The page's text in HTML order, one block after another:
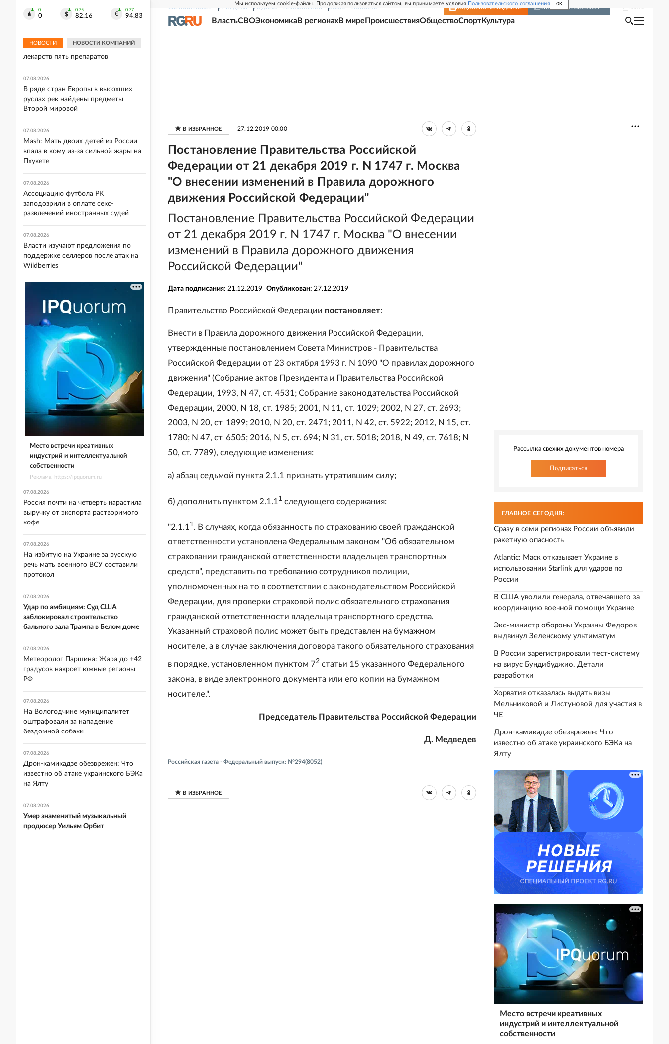
Мы используем cookie-файлы. Продолжая пользоваться сайтом, вы принимаете условия Пользовательского соглашения OK
СВЕЖИЙ НОМЕР РГ-НЕДЕЛЯ РОДИНА ПРИЛОЖЕНИЯ СОЮЗ НОВОСТИ ПОДПИСКА НА ИЗДАНИЕ ВКЛЮЧИТЬ РАССЫЛКУ
ВластьСВОЭкономикаВ регионахВ мире ПроисшествияОбществоСпортКультура
27.12.2019 00:00
Постановление Правительства Российской
Федерации от 21 декабря 2019 г. N 1747 г. Москва
"О внесении изменений в Правила дорожного
движения Российской Федерации"
Постановление Правительства Российской Федерации
от 21 декабря 2019 г. N 1747 г. Москва "О внесении
изменений в Правила дорожного движения
Российской Федерации"
Дата подписания: 21.12.2019 Опубликован: 27.12.2019
Правительство Российской Федерации постановляет:
Внести в Правила дорожного движения Российской Федерации,
утвержденные постановлением Совета Министров - Правительства
Российской Федерации от 23 октября 1993 г. N 1090 "О правилах дорожного
движения" (Собрание актов Президента и Правительства Российской
Федерации, 1993, N 47, ст. 4531; Собрание законодательства Российской
Федерации, 2000, N 18, ст. 1985; 2001, N 11, ст. 1029; 2002, N 27, ст. 2693;
2003, N 20, ст. 1899; 2010, N 20, ст. 2471; 2011, N 42, ст. 5922; 2012, N 15, ст.
1780; N 47, ст. 6505; 2016, N 5, ст. 694; N 31, ст. 5018; 2018, N 49, ст. 7618; N
50, ст. 7789), следующие изменения:
а) абзац седьмой пункта 2.1.1 признать утратившим силу;
б) дополнить пунктом 2.1.1 1 следующего содержания:
"2.1.1 1
. В случаях, когда обязанность по страхованию своей гражданской
ответственности установлена Федеральным законом "Об обязательном
страховании гражданской ответственности владельцев транспортных
средств", представить по требованию сотрудников полиции,
уполномоченных на то в соответствии с законодательством Российской
Федерации, для проверки страховой полис обязательного страхования
гражданской ответственности владельца транспортного средства.
Указанный страховой полис может быть представлен на бумажном
носителе, а в случае заключения договора такого обязательного страхования
в порядке, установленном пунктом 72 статьи 15 указанного Федерального
закона, в виде электронного документа или его копии на бумажном
носителе.".
Председатель Правительства Российской Федерации
Д. Медведев
Российская газета - Федеральный выпуск: №294(8052)
Рассылка свежих документов номера
Подписаться
ГЛАВНОЕ СЕГОДНЯ:
Сразу в семи регионах России объявили
ракетную опасность
Atlantic: Маск отказывает Украине в
использовании Starlink для ударов по
России
В США уволили генерала, отвечавшего за
координацию военной помощи Украине
Экс-министр обороны Украины Федоров
выдвинул Зеленскому ультиматум
В России зарегистрировали тест-систему
на вирус Бундибуджио. Детали
разработки
Хорватия отказалась выдать визы
Мельниковой и Листуновой для участия в
ЧЕ
Дрон-камикадзе обезврежен: Что
известно об атаке украинского БЭКа на
Ялту
Место встречи креативных
индустрий и интеллектуальной
собственности
0
0
0.75
82.16
0.77
94.83
НОВОСТИ НОВОСТИ КОМПАНИЙ
В Минздраве рекомендовали
включить в перечень важнейших
лекарств пять препаратов
07.08.2026
В ряде стран Европы в высохших
руслах рек найдены предметы
Второй мировой
07.08.2026
Mash: Мать двоих детей из России
впала в кому из-за сильной жары на
Пхукете
07.08.2026
Ассоциацию футбола РК
заподозрили в оплате секс-
развлечений иностранных судей
07.08.2026
Власти изучают предложения по
поддержке селлеров после атак на
Wildberries
Место встречи креативных
индустрий и интеллектуальной
собственности
Реклама. https://ipquorum.ru
07.08.2026
Россия почти на четверть нарастила
выручку от экспорта растворимого
кофе
07.08.2026
На избитую на Украине за русскую
речь мать военного ВСУ составили
протокол
07.08.2026
Удар по амбициям: Суд США
заблокировал строительство
бального зала Трампа в Белом доме
07.08.2026
Метеоролог Паршина: Жара до +42
градусов накроет южные регионы
РФ
07.08.2026
На Вологодчине муниципалитет
оштрафовали за нападение
бездомной собаки
07.08.2026
Дрон-камикадзе обезврежен: Что
известно об атаке украинского БЭКа
на Ялту
07.08.2026
Умер знаменитый музыкальный
продюсер Уильям Орбит